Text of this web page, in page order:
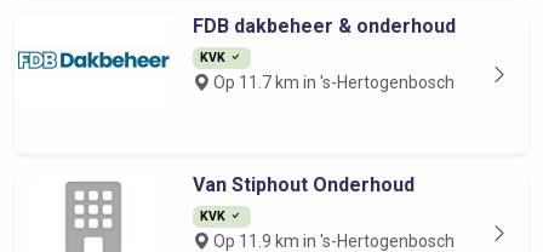
FDB dakbeheer & onderhoud
KVK
Op 11.7 km in 's-Hertogenbosch
Van Stiphout Onderhoud
KVK
Op 11.9 km in 's-Hertogenbosch